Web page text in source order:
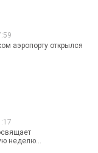
аэропорту открылся
неделю...